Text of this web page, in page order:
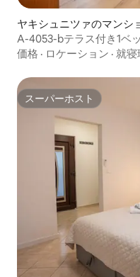
ヤキシュニツァのマンシ
A-4053-bテラス付き1ベ
価格 · ロケーション · 就寝
スーパーホスト
スーパーホスト